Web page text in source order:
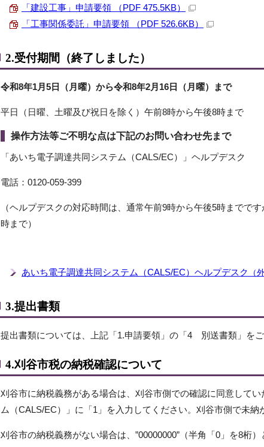
「建設工事」申請要領 （PDF 475.5KB）
「工事関係委託」申請要領 （PDF 526.6KB）
2.受付期間（終了しました）
令和8年1月5日（月曜）から令和8年2月16日（月曜）まで
平日（日曜、土曜及び祝日を除く）午前8時から午後8時まで
操作方法等ご不明な点は下記のお問い合わせ先まで
「あいち電子調達共同システム（CALS/EC）」ヘルプデスク
電話：0120-059-399
（ヘルプデスクの対応時間は、通常午前9時から午後5時までで
時まで）
あいち電子調達共同システム（CALS/EC）ヘルプデスク （
3.提出書類
提出書類については、上記「1.申請要領」の「4 別送書類」をご
4.刈谷市税の納税確認について
刈谷市に納税義務がある場合は、刈谷市側での確認に同意して
ム（CALS/EC）」に「1」を入力してください。刈谷市側で未納
刈谷市の納税義務がない場合は、”00000000”（半角「0」を8桁）